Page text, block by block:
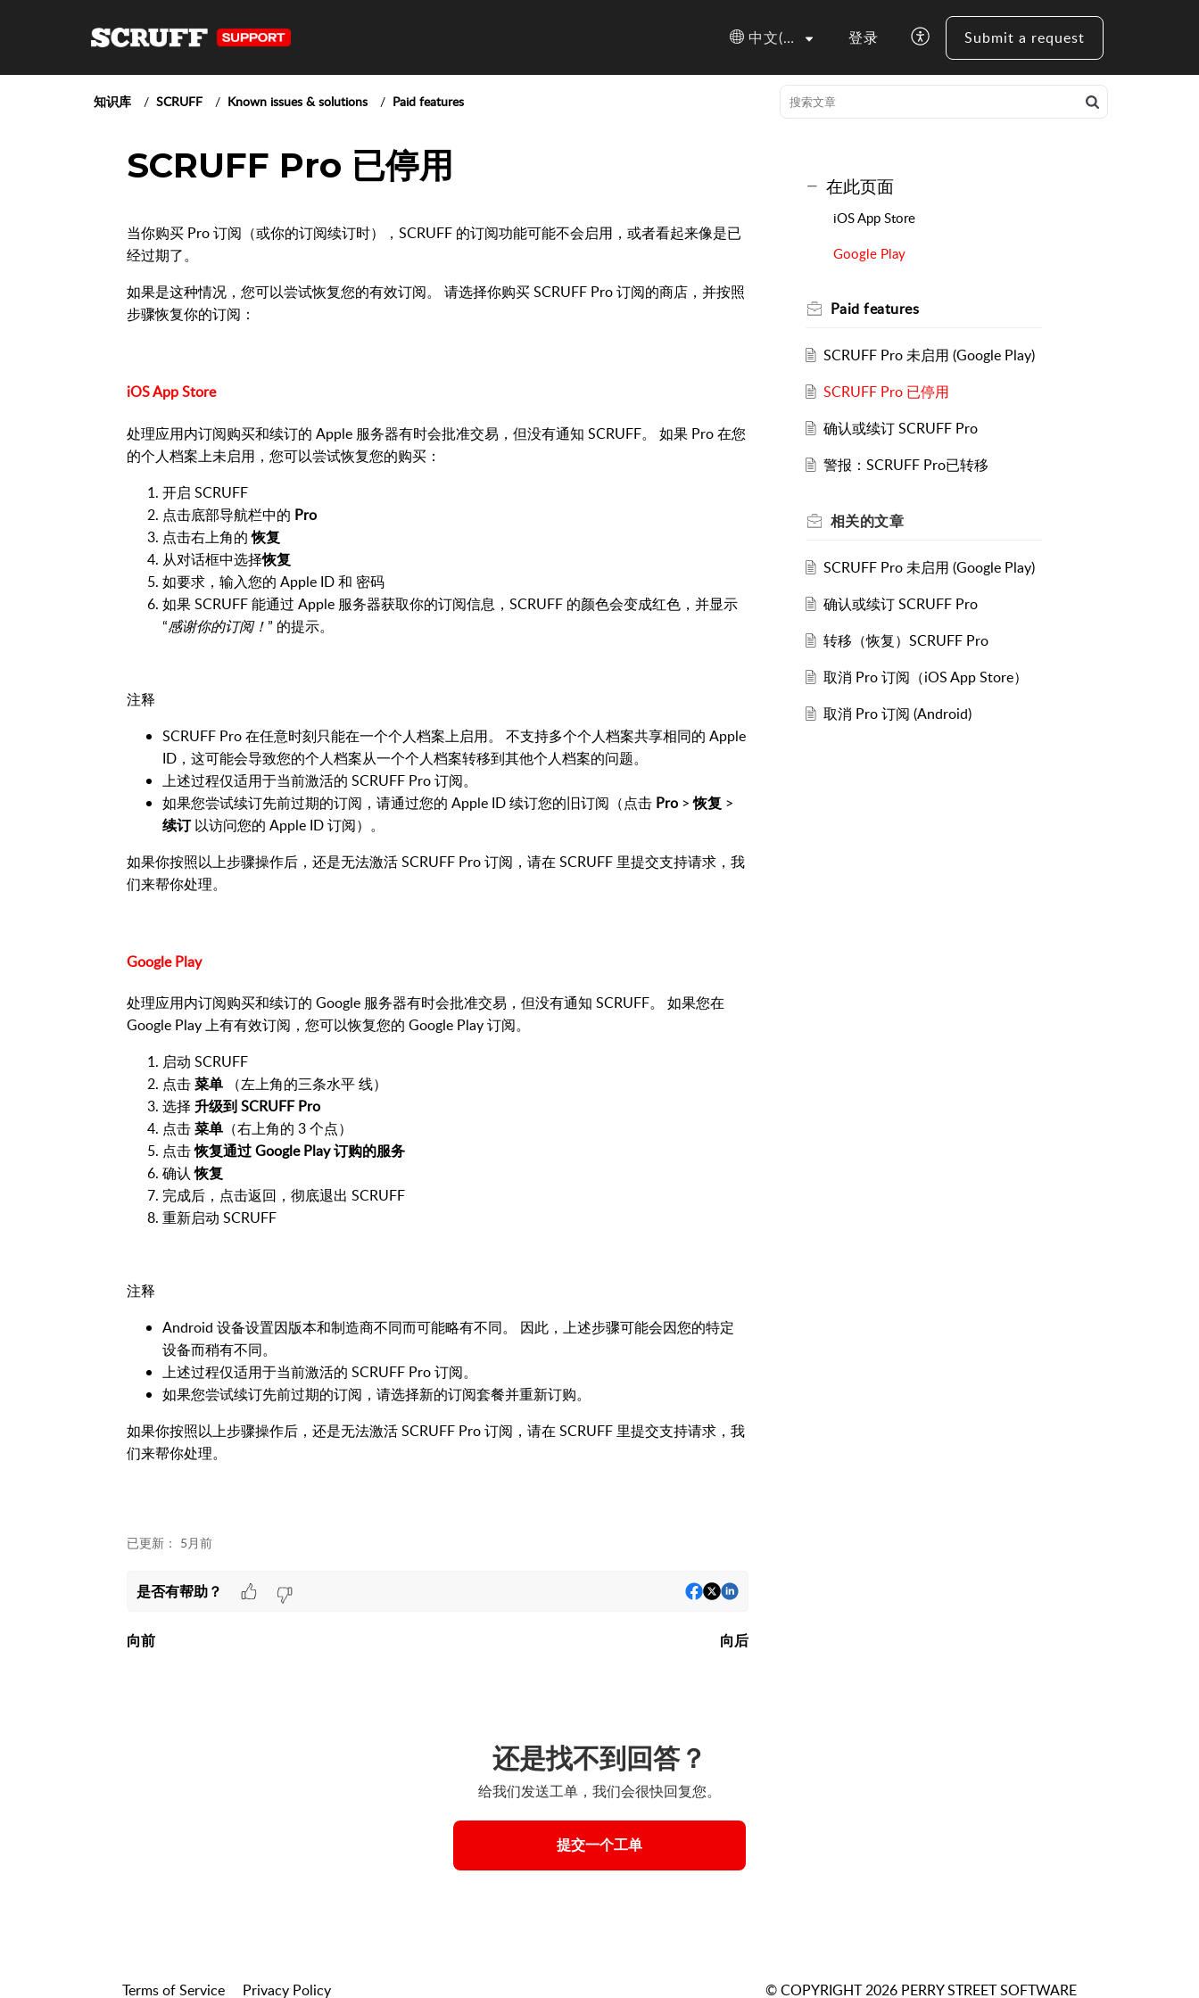
中文(简体) 登录 Submit a request
知识库 SCRUFF Known issues & solutions Paid features
SCRUFF Pro 已停用
当你购买 Pro 订阅（或你的订阅续订时），SCRUFF 的订阅功能可能不会启用，或者看起来像是已
经过期了。
如果是这种情况，您可以尝试恢复您的有效订阅。 请选择你购买 SCRUFF Pro 订阅的商店，并按照
步骤恢复你的订阅：
iOS App Store
处理应用内订阅购买和续订的 Apple 服务器有时会批准交易，但没有通知 SCRUFF。 如果 Pro 在您
的个人档案上未启用，您可以尝试恢复您的购买：
开启 SCRUFF
点击底部导航栏中的 Pro
点击右上角的恢复
从对话框中选择恢复
如要求，输入您的 Apple ID 和 密码
如果 SCRUFF 能通过 Apple 服务器获取你的订阅信息，SCRUFF 的颜色会变成红色，并显示
“感谢你的订阅！ ” 的提示。
注释
SCRUFF Pro 在任意时刻只能在一个个人档案上启用。 不支持多个个人档案共享相同的 Apple
ID，这可能会导致您的个人档案从一个个人档案转移到其他个人档案的问题。
上述过程仅适用于当前激活的 SCRUFF Pro 订阅。
如果您尝试续订先前过期的订阅，请通过您的 Apple ID 续订您的旧订阅（点击 Pro >恢复 >
续订以访问您的 Apple ID 订阅）。
如果你按照以上步骤操作后，还是无法激活 SCRUFF Pro 订阅，请在 SCRUFF 里提交支持请求，我
们来帮你处理。
Google Play
处理应用内订阅购买和续订的 Google 服务器有时会批准交易，但没有通知 SCRUFF。 如果您在
Google Play 上有有效订阅，您可以恢复您的 Google Play 订阅。
启动 SCRUFF
点击菜单
（左上角的三条水平 线）
选择 升级到 SCRUFF Pro
点击菜单 （右上角的 3 个点）
点击恢复通过 Google Play 订购的服务
确认恢复
完成后，点击返回，彻底退出 SCRUFF
重新启动 SCRUFF
注释
Android 设备设置因版本和制造商不同而可能略有不同。 因此，上述步骤可能会因您的特定
设备而稍有不同。
上述过程仅适用于当前激活的 SCRUFF Pro 订阅。
如果您尝试续订先前过期的订阅，请选择新的订阅套餐并重新订购。
如果你按照以上步骤操作后，还是无法激活 SCRUFF Pro 订阅，请在 SCRUFF 里提交支持请求，我
们来帮你处理。
已更新： 5月前
是否有帮助？
向前 向后
在此页面
iOS App Store
Google Play
Paid features
SCRUFF Pro 未启用 (Google Play)
SCRUFF Pro 已停用
确认或续订 SCRUFF Pro
警报：SCRUFF Pro已转移
相关的文章
SCRUFF Pro 未启用 (Google Play)
确认或续订 SCRUFF Pro
转移（恢复）SCRUFF Pro
取消 Pro 订阅（iOS App Store）
取消 Pro 订阅 (Android)
还是找不到回答？
给我们发送工单，我们会很快回复您。
提交一个工单
Terms of Service Privacy Policy © COPYRIGHT 2026 PERRY STREET SOFTWARE